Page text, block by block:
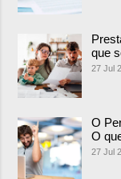
que
27 Jul
O
O
27 Jul